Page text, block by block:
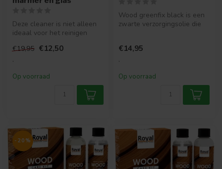
Deze cleaner is niet alleen
ideaal voor het reinigen
melami...
€19,95 €12,50
.
Op voorraad
Wood greenfix black is een
zwarte verzorgingsolie die
€14,95
.
Op voorraad
-20%